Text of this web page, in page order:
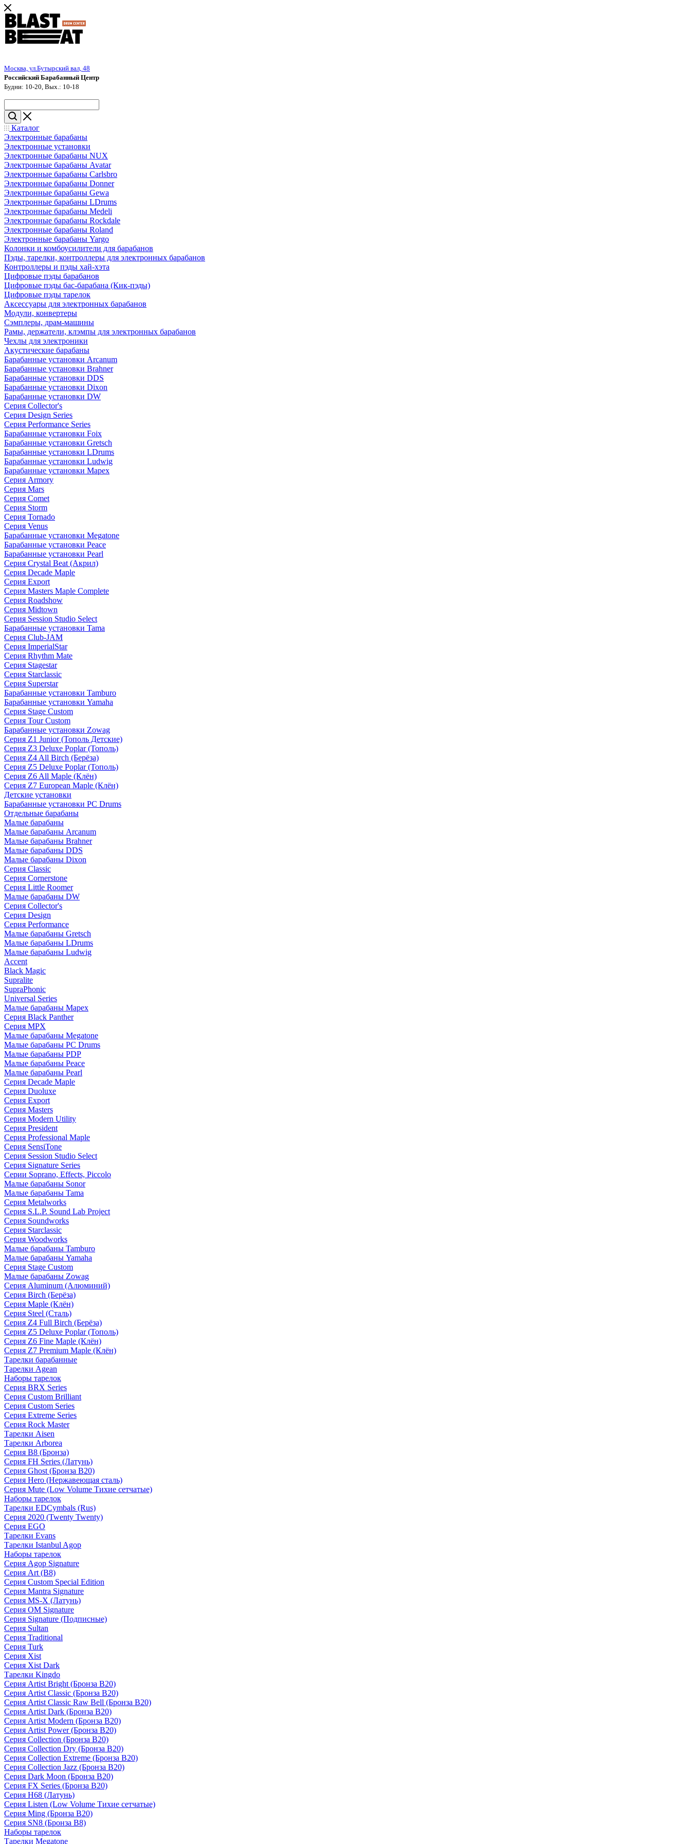
Москва, ул.Бутырский вал, 48
Российский Барабанный Центр
Будни: 10-20, Вых.: 10-18
Каталог
Электронные барабаны
Электронные установки
Электронные барабаны NUX
Электронные барабаны Avatar
Электронные барабаны Carlsbro
Электронные барабаны Donner
Электронные барабаны Gewa
Электронные барабаны LDrums
Электронные барабаны Medeli
Электронные барабаны Rockdale
Электронные барабаны Roland
Электронные барабаны Yargo
Колонки и комбоусилители для барабанов
Пэды, тарелки, контроллеры для электронных барабанов
Контроллеры и пэды хай-хэта
Цифровые пэды барабанов
Цифровые пэды бас-барабана (Кик-пэды)
Цифровые пэды тарелок
Аксессуары для электронных барабанов
Модули, конвертеры
Сэмплеры, драм-машины
Рамы, держатели, клэмпы для электронных барабанов
Чехлы для электроники
Акустические барабаны
Барабанные установки Arcanum
Барабанные установки Brahner
Барабанные установки DDS
Барабанные установки Dixon
Барабанные установки DW
Серия Collector's
Серия Design Series
Серия Performance Series
Барабанные установки Foix
Барабанные установки Gretsch
Барабанные установки LDrums
Барабанные установки Ludwig
Барабанные установки Mapex
Серия Armory
Серия Mars
Серия Comet
Серия Storm
Серия Tornado
Серия Venus
Барабанные установки Megatone
Барабанные установки Peace
Барабанные установки Pearl
Серия Crystal Beat (Акрил)
Серия Decade Maple
Серия Export
Серия Masters Maple Complete
Серия Roadshow
Серия Midtown
Серия Session Studio Select
Барабанные установки Tama
Серия Club-JAM
Серия ImperialStar
Серия Rhythm Mate
Серия Stagestar
Серия Starclassic
Серия Superstar
Барабанные установки Tamburo
Барабанные установки Yamaha
Серия Stage Custom
Серия Tour Custom
Барабанные установки Zowag
Серия Z1 Junior (Тополь Детские)
Серия Z3 Deluxe Poplar (Тополь)
Серия Z4 All Birch (Берёза)
Серия Z5 Deluxe Poplar (Тополь)
Серия Z6 All Maple (Клён)
Серия Z7 European Maple (Клён)
Детские установки
Барабанные установки PC Drums
Отдельные барабаны
Малые барабаны
Малые барабаны Arcanum
Малые барабаны Brahner
Малые барабаны DDS
Малые барабаны Dixon
Серия Classic
Серия Cornerstone
Серия Little Roomer
Малые барабаны DW
Серия Collector's
Серия Design
Серия Performance
Малые барабаны Gretsch
Малые барабаны LDrums
Малые барабаны Ludwig
Accent
Black Magic
Supralite
SupraPhonic
Universal Series
Малые барабаны Mapex
Серия Black Panther
Серия MPX
Малые барабаны Megatone
Малые барабаны PC Drums
Малые барабаны PDP
Малые барабаны Peace
Малые барабаны Pearl
Серия Decade Maple
Серия Duoluxe
Серия Export
Серия Masters
Серия Modern Utility
Серия President
Серия Professional Maple
Серия SensiTone
Серия Session Studio Select
Серия Signature Series
Серии Soprano, Effects, Piccolo
Малые барабаны Sonor
Малые барабаны Tama
Серия Metalworks
Серия S.L.P. Sound Lab Project
Серия Soundworks
Серия Starclassic
Серия Woodworks
Малые барабаны Tamburo
Малые барабаны Yamaha
Серия Stage Custom
Малые барабаны Zowag
Серия Aluminum (Алюминий)
Серия Birch (Берёза)
Серия Maple (Клён)
Серия Steel (Сталь)
Серия Z4 Full Birch (Берёза)
Серия Z5 Deluxe Poplar (Тополь)
Серия Z6 Fine Maple (Клён)
Серия Z7 Premium Maple (Клён)
Тарелки барабанные
Тарелки Agean
Наборы тарелок
Серия BRX Series
Серия Custom Brilliant
Серия Custom Series
Серия Extreme Series
Серия Rock Master
Тарелки Aisen
Тарелки Arborea
Серия B8 (Бронза)
Серия FH Series (Латунь)
Серия Ghost (Бронза B20)
Серия Hero (Нержавеющая сталь)
Серия Mute (Low Volume Тихие сетчатые)
Наборы тарелок
Тарелки EDCymbals (Rus)
Серия 2020 (Twenty Twenty)
Серия EGO
Тарелки Evans
Тарелки Istanbul Agop
Наборы тарелок
Серия Agop Signature
Серия Art (B8)
Серия Custom Special Edition
Серия Mantra Signature
Серия MS-X (Латунь)
Серия OM Signature
Серия Signature (Подписные)
Серия Sultan
Серия Traditional
Серия Turk
Серия Xist
Серия Xist Dark
Тарелки Kingdo
Серия Artist Bright (Бронза B20)
Серия Artist Classic (Бронза B20)
Серия Artist Classic Raw Bell (Бронза B20)
Серия Artist Dark (Бронза B20)
Серия Artist Modern (Бронза B20)
Серия Artist Power (Бронза B20)
Серия Collection (Бронза B20)
Серия Collection Dry (Бронза B20)
Серия Collection Extreme (Бронза B20)
Серия Collection Jazz (Бронза B20)
Серия Dark Moon (Бронза B20)
Серия FX Series (Бронза B20)
Серия H68 (Латунь)
Серия Listen (Low Volume Тихие сетчатые)
Серия Ming (Бронза B20)
Серия SN8 (Бронза B8)
Наборы тарелок
Тарелки Megatone